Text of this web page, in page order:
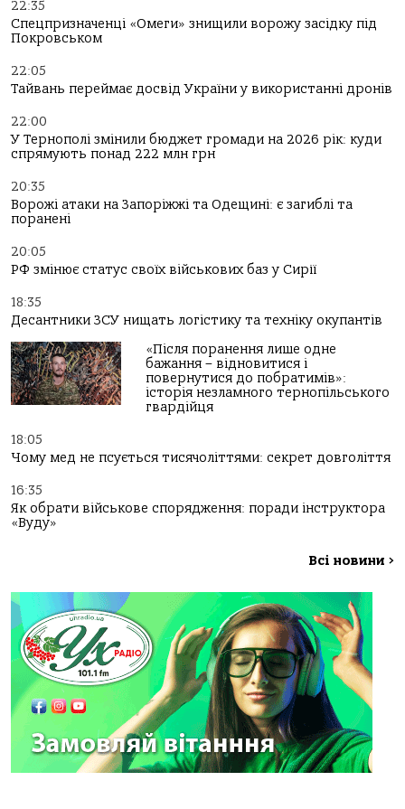
22:35
Спецпризначенці «Омеги» знищили ворожу засідку під
Покровськом
22:05
Тайвань переймає досвід України у використанні дронів
22:00
У Тернополі змінили бюджет громади на 2026 рік: куди
спрямують понад 222 млн грн
20:35
Ворожі атаки на Запоріжжі та Одещині: є загиблі та
поранені
20:05
РФ змінює статус своїх військових баз у Сирії
18:35
Десантники ЗСУ нищать логістику та техніку окупантів
«Після поранення лише одне
бажання – відновитися і
повернутися до побратимів»:
історія незламного тернопільського
гвардійця
18:05
Чому мед не псується тисячоліттями: секрет довголіття
16:35
Як обрати військове спорядження: поради інструктора
«Вуду»
Всі новини >